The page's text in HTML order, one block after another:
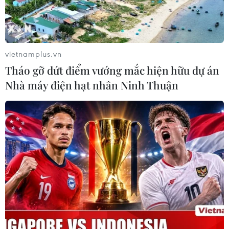
nhận hành vi bạo hành hai trẻ
07/08/2026 12:27
Bảo đảm chính xác, công khai điểm
chuẩn tuyển sinh các trường quân
đội
07/08/2026 12:26
Phát hiện đối tượng tàng trữ trái
phép vũ khí quân dụng
07/08/2026 12:25
Hai người trọng thương do cây đổ
ngang đường đè trúng
vietnamplus.vn
Tháo gỡ dứt điểm vướng mắc hiện hữu dự án
Nhà máy điện hạt nhân Ninh Thuận